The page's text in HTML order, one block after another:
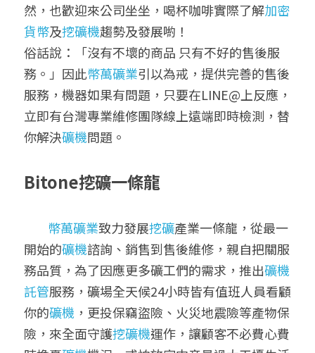
然，也歡迎來公司坐坐，喝杯咖啡實際了解加密
貨幣及挖礦機趨勢及發展喲！
俗話說：「沒有不壞的商品 只有不好的售後服
務。」因此幣萬礦業引以為戒，提供完善的售後
服務，機器如果有問題，只要在LINE@上反應，
立即有台灣專業維修團隊線上遠端即時檢測，替
你解決礦機問題。
Bitone挖礦一條龍
幣萬礦業致力發展挖礦產業一條龍，從最一
開始的礦機諮詢、銷售到售後維修，親自把關服
務品質，為了因應更多礦工們的需求，推出礦機
託管服務，礦場全天候24小時皆有值班人員看顧
你的礦機 ，更投保竊盜險、火災地震險等產物保
險，來全面守護挖礦機運作，讓顧客不必費心費